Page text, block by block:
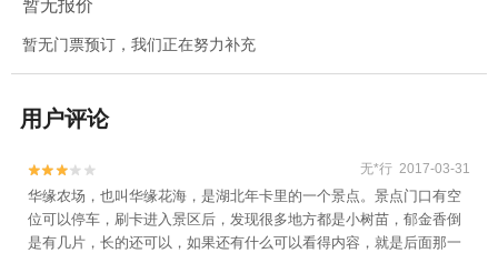
暂无报价
暂无门票预订，我们正在努力补充
用户评论

 无*行 2017-03-31
华缘农场，也叫华缘花海，是湖北年卡里的一个景点。景点门口有空
位可以停车，刷卡进入景区后，发现很多地方都是小树苗，郁金香倒
是有几片，长的还可以，如果还有什么可以看得内容，就是后面那一